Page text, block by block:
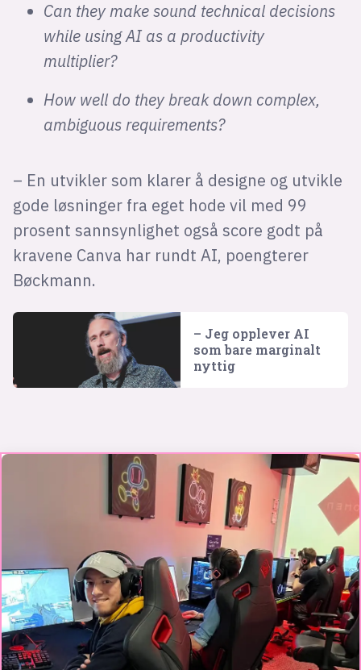
Can they make sound technical decisions
while using AI as a productivity
multiplier?
How well do they break down complex,
ambiguous requirements?
– En utvikler som klarer å designe og utvikle
gode løsninger fra eget hode vil med 99
prosent sannsynlighet også score godt på
kravene Canva har rundt AI, poengterer
Bøckmann.
– Jeg opplever AI
som bare marginalt
nyttig